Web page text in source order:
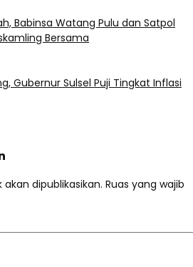
Babinsa Watang Pulu dan Satpol
Bersama
Gubernur Sulsel Puji Tingkat Inflasi
dipublikasikan. Ruas yang wajib